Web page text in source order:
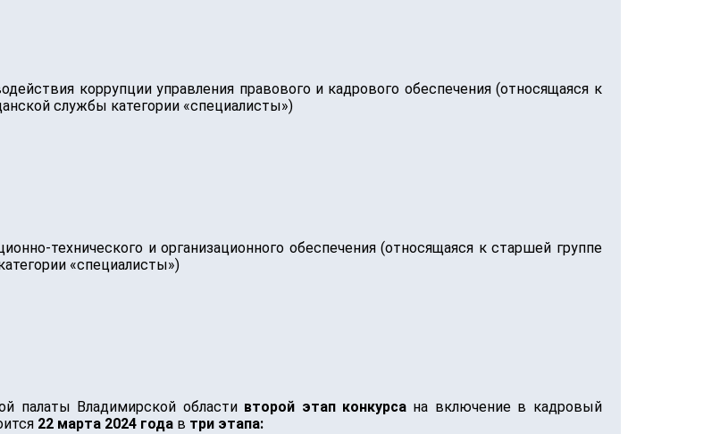
коррупции управления правового и кадрового обеспечения (относящаяся к
службы категории «специалисты»)
технического и организационного обеспечения (относящаяся к старшей группе
«специалисты»)
палаты Владимирской области второй этап конкурсана включение в кадровый
22 марта 2024 года в три этапа: